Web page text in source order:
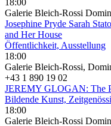
Galerie Bleich-Rossi
Josephine Pryde Sarah
and Her House
Öffentlichkeit, Ausstellung
18:00
Galerie Bleich-Rossi,
+43 1 890 19 02
JEREMY GLOGAN: The
Bildende Kunst,
18:00
Galerie Bleich-Rossi